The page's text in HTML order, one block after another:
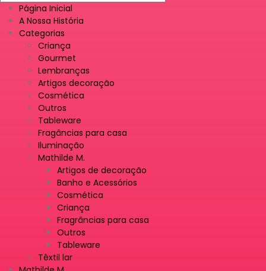
Página Inicial
A Nossa História
Categorias
Criança
Gourmet
Lembranças
Artigos decoração
Cosmética
Outros
Tableware
Fragâncias para casa
Iluminação
Mathilde M.
Artigos de decoração
Banho e Acessórios
Cosmética
Criança
Fragrâncias para casa
Outros
Tableware
Têxtil lar